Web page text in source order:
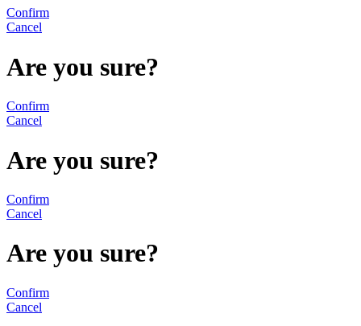
Confirm
Cancel
Are you sure?
Confirm
Cancel
Are you sure?
Confirm
Cancel
Are you sure?
Confirm
Cancel